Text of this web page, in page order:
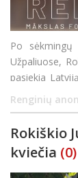
Po
Užpaliuose,
pasiekia
bus
galės
Renginių
Rokiškio
kviečia (0)